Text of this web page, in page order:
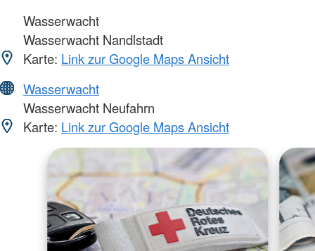
Wasserwacht
Wasserwacht Nandlstadt
Karte: Link zur Google Maps Ansicht
Wasserwacht
Wasserwacht Neufahrn
Karte: Link zur Google Maps Ansicht